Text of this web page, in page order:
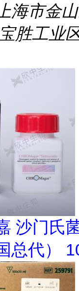
海市金
胜工业
沙门氏
总代）